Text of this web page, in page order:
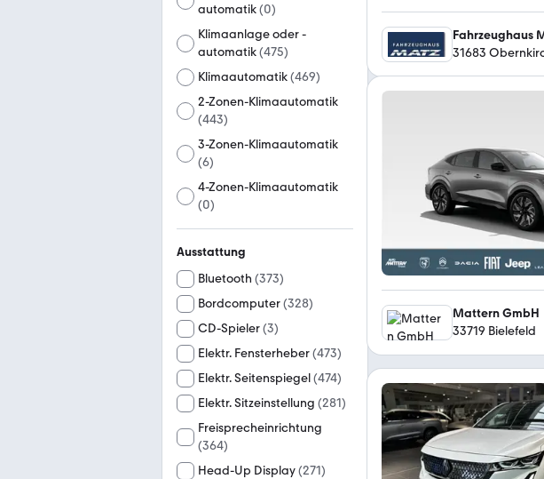
automatik(0)
Klimaanlage oder -
automatik(475)
Klimaautomatik(469)
2-Zonen-Klimaautomatik
(443)
3-Zonen-Klimaautomatik
(6)
4-Zonen-Klimaautomatik
(0)
Ausstattung
Bluetooth (373)
Bordcomputer(328)
CD-Spieler(3)
Elektr. Fensterheber(473)
Elektr. Seitenspiegel(474)
Elektr. Sitzeinstellung (281)
Freisprecheinrichtung
(364)
Head-Up Display(271)
Fahrzeughaus
31683
Mattern GmbH
33719 Bielefeld